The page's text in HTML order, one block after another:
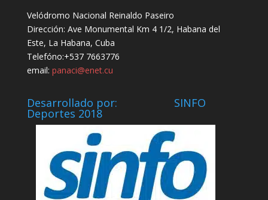
Velódromo Nacional Reinaldo Paseiro
Dirección: Ave Monumental Km 4 1/2, Habana del
Este, La Habana, Cuba
Telefóno:+537 7663776
email: panaci@enet.cu
Desarrollado por: SINFO
Deportes 2018